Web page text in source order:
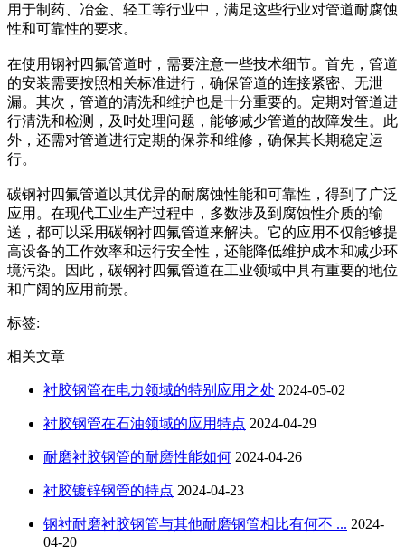
用于制药、冶金、轻工等行业中，满足这些行业对管道耐腐蚀
性和可靠性的要求。
在使用钢衬四氟管道时，需要注意一些技术细节。首先，管道
的安装需要按照相关标准进行，确保管道的连接紧密、无泄
漏。其次，管道的清洗和维护也是十分重要的。定期对管道进
行清洗和检测，及时处理问题，能够减少管道的故障发生。此
外，还需对管道进行定期的保养和维修，确保其长期稳定运
行。
碳钢衬四氟管道以其优异的耐腐蚀性能和可靠性，得到了广泛
应用。在现代工业生产过程中，多数涉及到腐蚀性介质的输
送，都可以采用碳钢衬四氟管道来解决。它的应用不仅能够提
高设备的工作效率和运行安全性，还能降低维护成本和减少环
境污染。因此，碳钢衬四氟管道在工业领域中具有重要的地位
和广阔的应用前景。
标签:
相关文章
衬胶钢管在电力领域的特别应用之处 2024-05-02
衬胶钢管在石油领域的应用特点 2024-04-29
耐磨衬胶钢管的耐磨性能如何 2024-04-26
衬胶镀锌钢管的特点 2024-04-23
钢衬耐磨衬胶钢管与其他耐磨钢管相比有何不 ... 2024-
04-20